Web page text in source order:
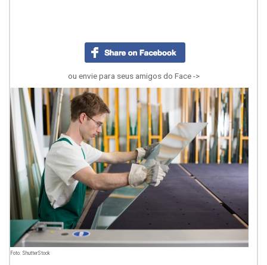
ou envie para seus amigos do Face ->
Foto: ShutterStock